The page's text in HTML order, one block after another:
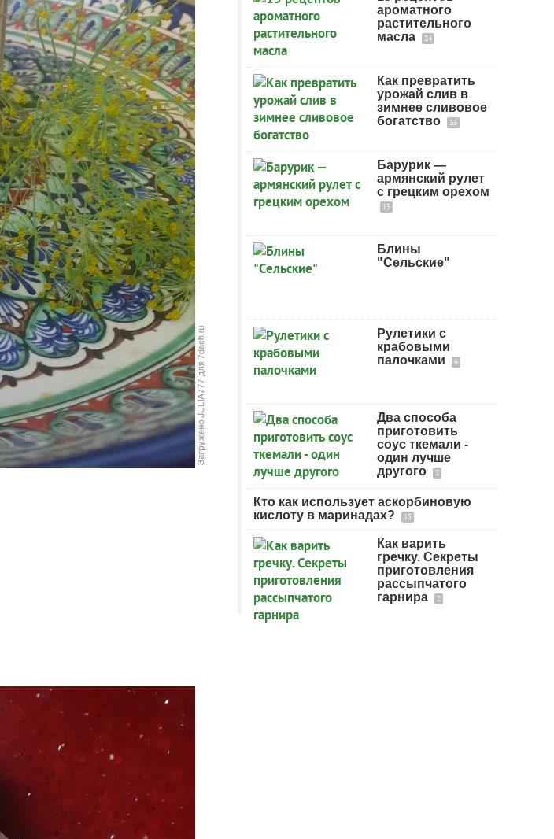
ароматного
растительного
масла
24
Как превратить
урожай слив в
зимнее сливовое
богатство
35
Барурик —
армянский рулет
с грецким орехом
15
Блины
"Сельские"
Рулетики с
крабовыми
палочками
6
Два способа
приготовить
соус ткемали -
один лучше
другого
2
Кто как использует аскорбиновую
кислоту в маринадах?
13
Как варить
гречку. Секреты
приготовления
рассыпчатого
гарнира
2